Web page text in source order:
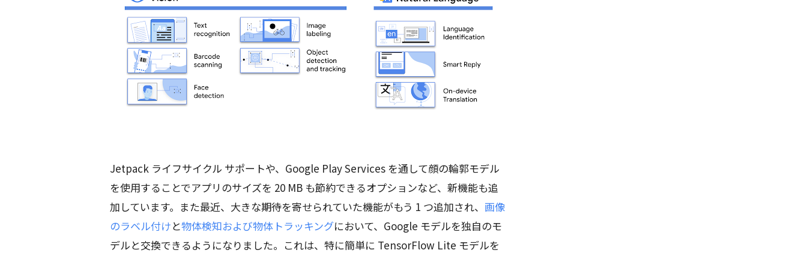
Jetpack ライフサイクル サポートや、Google Play Services を通して顔の輪郭モデル
を使用することでアプリのサイズを 20 MB も節約できるオプションなど、新機能も追
加しています。また最近、大きな期待を寄せられていた機能がもう 1 つ追加され、 画像
のラベル付けと物体検知および物体トラッキングにおいて、Google モデルを独自のモ
デルと交換できるようになりました。これは、特に簡単に TensorFlow Lite モデルを